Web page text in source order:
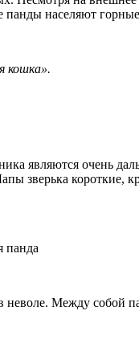
населяют
кошка».
являются очень
зверька
неволе. Между